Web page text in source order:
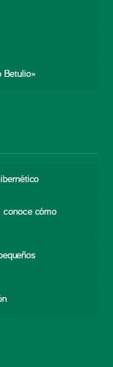
conoce cómo